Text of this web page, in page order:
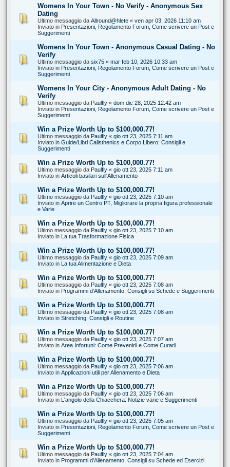
Womens In Your Town - No Verify - Anonymous Sex
Dating
Ultimo messaggio da Allround@hlete « ven apr 03, 2026 11:10 am
Inviato in Presentazioni, Regolamento Forum, Come scrivere un Post e
Suggerimenti
Womens In Your Town - Anonymous Casual Dating - No
Verify
Ultimo messaggio da six75 « mar feb 10, 2026 10:33 am
Inviato in Presentazioni, Regolamento Forum, Come scrivere un Post e
Suggerimenti
Womens In Your City - Anonymous Adult Dating - No
Verify
Ultimo messaggio da Paulfly « dom dic 28, 2025 12:42 am
Inviato in Presentazioni, Regolamento Forum, Come scrivere un Post e
Suggerimenti
Win a Prize Worth Up to $100,000.77!
Ultimo messaggio da Paulfly « gio ott 23, 2025 7:11 am
Inviato in Guide/Libri Calisthenics e Corpo Libero: Consigli e
Suggerimenti
Win a Prize Worth Up to $100,000.77!
Ultimo messaggio da Paulfly « gio ott 23, 2025 7:11 am
Inviato in Articoli basilari sull'Allenamento
Win a Prize Worth Up to $100,000.77!
Ultimo messaggio da Paulfly « gio ott 23, 2025 7:10 am
Inviato in Aprire un Centro PT, Migliorare la propria figura professionale
e Varie
Win a Prize Worth Up to $100,000.77!
Ultimo messaggio da Paulfly « gio ott 23, 2025 7:10 am
Inviato in La tua Trasformazione Fisica
Win a Prize Worth Up to $100,000.77!
Ultimo messaggio da Paulfly « gio ott 23, 2025 7:09 am
Inviato in La tua Alimentazione e Dieta
Win a Prize Worth Up to $100,000.77!
Ultimo messaggio da Paulfly « gio ott 23, 2025 7:08 am
Inviato in Programmi d'Allenamento, Consigli su Schede e Suggerimenti
Win a Prize Worth Up to $100,000.77!
Ultimo messaggio da Paulfly « gio ott 23, 2025 7:08 am
Inviato in Stretching: Consigli e Routine
Win a Prize Worth Up to $100,000.77!
Ultimo messaggio da Paulfly « gio ott 23, 2025 7:07 am
Inviato in Area Infortuni: Come Prevenirli e Come Curarli
Win a Prize Worth Up to $100,000.77!
Ultimo messaggio da Paulfly « gio ott 23, 2025 7:06 am
Inviato in Applicazioni utili per Allenamento e Dieta
Win a Prize Worth Up to $100,000.77!
Ultimo messaggio da Paulfly « gio ott 23, 2025 7:06 am
Inviato in L'angolo della Chiacchera: Notizie varie e Suggerimenti
Win a Prize Worth Up to $100,000.77!
Ultimo messaggio da Paulfly « gio ott 23, 2025 7:05 am
Inviato in Presentazioni, Regolamento Forum, Come scrivere un Post e
Suggerimenti
Win a Prize Worth Up to $100,000.77!
Ultimo messaggio da Paulfly « gio ott 23, 2025 7:04 am
Inviato in Programmi d'Allenamento, Consigli su Schede ed Esercizi